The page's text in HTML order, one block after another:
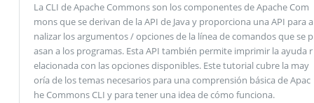
La CLI de Apache Commons son los componentes de Apache Com
mons que se derivan de la API de Java y proporciona una API para a
nalizar los argumentos / opciones de la línea de comandos que se p
asan a los programas. Esta API también permite imprimir la ayuda r
elacionada con las opciones disponibles. Este tutorial cubre la may
oría de los temas necesarios para una comprensión básica de Apac
he Commons CLI y para tener una idea de cómo funciona.